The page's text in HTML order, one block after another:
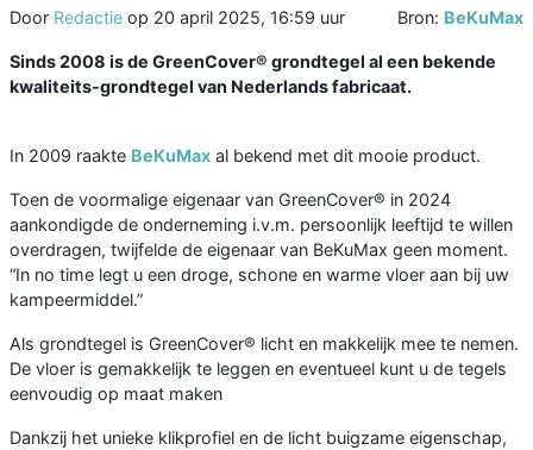
Door Redactie op 20 april 2025, 16:59 uur Bron: BeKuMax
Sinds 2008 is de GreenCover® grondtegel al een bekende
kwaliteits-grondtegel van Nederlands fabricaat.
In 2009 raakte BeKuMax al bekend met dit mooie product.
Toen de voormalige eigenaar van GreenCover® in 2024
aankondigde de onderneming i.v.m. persoonlijk leeftijd te willen
overdragen, twijfelde de eigenaar van BeKuMax geen moment.
“In no time legt u een droge, schone en warme vloer aan bij uw
kampeermiddel.”
Als grondtegel is GreenCover® licht en makkelijk mee te nemen.
De vloer is gemakkelijk te leggen en eventueel kunt u de tegels
eenvoudig op maat maken
Dankzij het unieke klikprofiel en de licht buigzame eigenschap,